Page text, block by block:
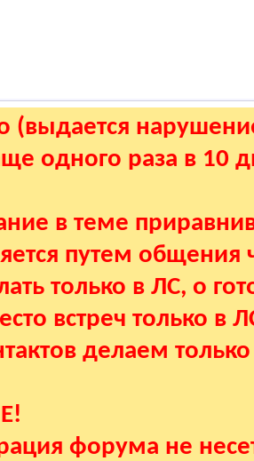
(выдается
одного раза в 10
в теме
путем
только в ЛС, о
встреч только в
делаем
форума не